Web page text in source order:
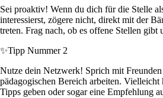
Sei proaktiv! Wenn du dich für die Stelle
interessierst, zögere nicht, direkt mit der
treten. Frag nach, ob es offene Stellen gibt
✨Tipp Nummer 2
Nutze dein Netzwerk! Sprich mit
pädagogischen Bereich arbeiten.
Tipps geben oder sogar eine Empfehlung